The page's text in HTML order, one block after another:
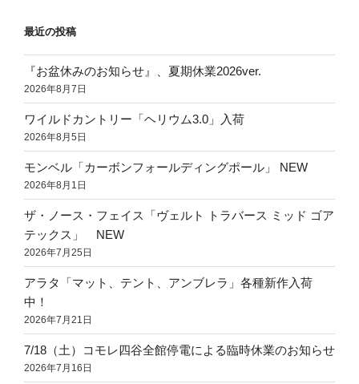
最近の投稿
『お盆休みのお知らせ』、夏期休業2026ver.
2026年8月7日
ワイルドカントリー「ヘリウム3.0」入荷
2026年8月5日
モンベル「カーボンフォールディングポール」 NEW
2026年8月1日
ザ・ノース・フェイス「ヴェルト トラバース ミッド ゴア
テックス」 NEW
2026年7月25日
アラタ「マット、テント、アンブレラ」各種新作入荷
中！
2026年7月21日
7/18（土）コモレ四谷全館停電による臨時休業のお知らせ
2026年7月16日